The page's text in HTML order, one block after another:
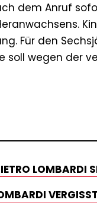
dem Anruf
Für den
soll wegen der
LOMBARDI